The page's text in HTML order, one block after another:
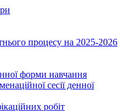
процесу на 2025-2026
форми навчання
сесії денної
робіт